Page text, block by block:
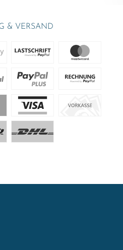
& VERSAND